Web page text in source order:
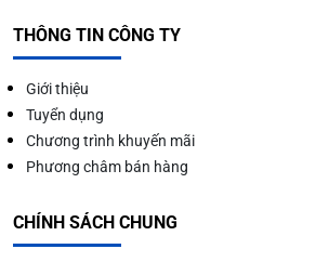
THÔNG TIN CÔNG TY
Giới thiệu
Tuyển dụng
Chương trình khuyến mãi
Phương châm bán hàng
CHÍNH SÁCH CHUNG